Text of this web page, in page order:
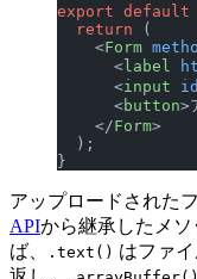
export default
  return
(
    <
Form
      <
label
      <
input id
      <
button>
    </
Form>
  );
}
アップロードされた
APIから継承したメソ
ば、
.text() はファ